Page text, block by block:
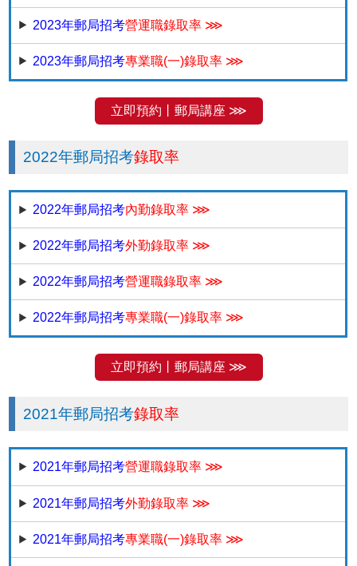
2023年郵局招考營運職錄取率 ⋙
2023年郵局招考專業職(一)錄取率 ⋙
立即預約丨郵局講座 ⋙
2022年郵局招考錄取率
2022年郵局招考內勤錄取率 ⋙
2022年郵局招考外勤錄取率 ⋙
2022年郵局招考營運職錄取率 ⋙
2022年郵局招考專業職(一)錄取率 ⋙
立即預約丨郵局講座 ⋙
2021年郵局招考錄取率
2021年郵局招考營運職錄取率 ⋙
2021年郵局招考外勤錄取率 ⋙
2021年郵局招考專業職(一)錄取率 ⋙